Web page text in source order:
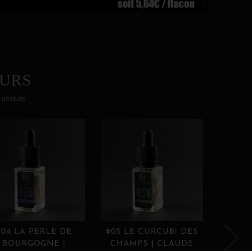
uniques
LA PERLE DE
BOURGOGNE |
#05 LE CURCUBI DES
CHAMPS | CLAUDE